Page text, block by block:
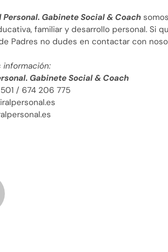
Personal. Gabinete Social & Coach
familiar y desarrollo personal. Si
Padres no dudes en contactar con
información:
Gabinete Social & Coach
/ 674 206 775